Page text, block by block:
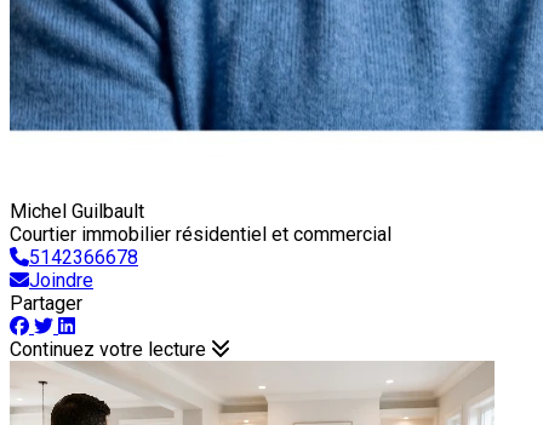
Michel Guilbault
Courtier immobilier résidentiel et commercial
5142366678
Joindre
Partager
Continuez votre lecture